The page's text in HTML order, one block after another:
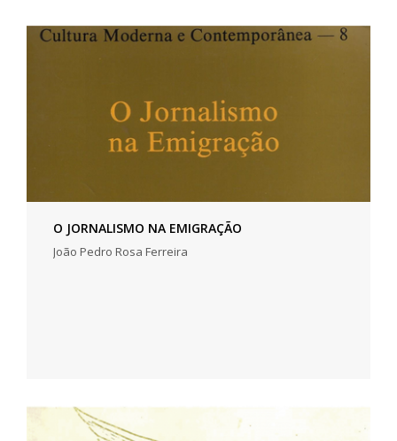
O JORNALISMO NA EMIGRAÇÃO
João Pedro Rosa Ferreira